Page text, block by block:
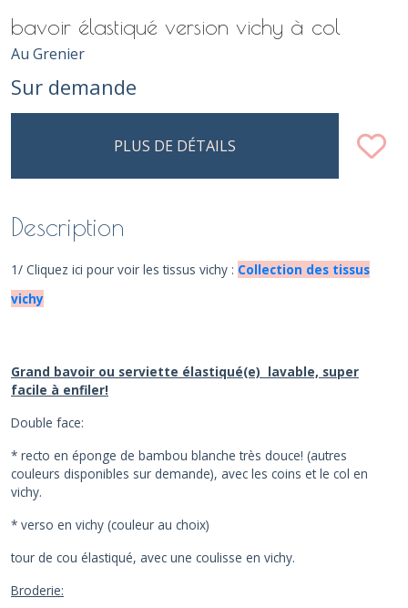
bavoir élastiqué version vichy à col
Au Grenier
Sur demande
PLUS DE DÉTAILS
Description
1/ Cliquez ici pour voir les tissus vichy : Collection des tissus
vichy
Grand bavoir ou serviette élastiqué(e) lavable, super
facile à enfiler!
Double face:
* recto en éponge de bambou blanche très douce! (autres
couleurs disponibles sur demande), avec les coins et le col en
vichy.
* verso en vichy (couleur au choix)
tour de cou élastiqué, avec une coulisse en vichy.
Broderie: